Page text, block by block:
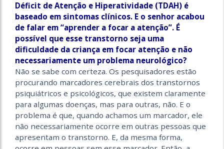
Déficit de Atenção e Hiperatividade (TDAH) é
baseado em sintomas clínicos. E o senhor acabou
de falar em “aprender a focar a atenção”. É
possível que esse transtorno seja uma
dificuldade da criança em focar atenção e não
necessariamente um problema neurológico?
Não se sabe com certeza. Os pesquisadores estão
procurando marcadores cerebrais dos transtornos
psiquiátricos e psicológi­cos, que existem claramente
para algumas doenças, mas para outras, não. E o
problema é que, quando achamos um marcador, ele
não necessariamente ocorre em outras pessoas que
apresentam o transtorno. E, da mesma forma,